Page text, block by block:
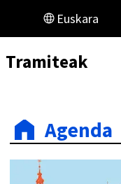
Euskara
Tramiteak
Agenda